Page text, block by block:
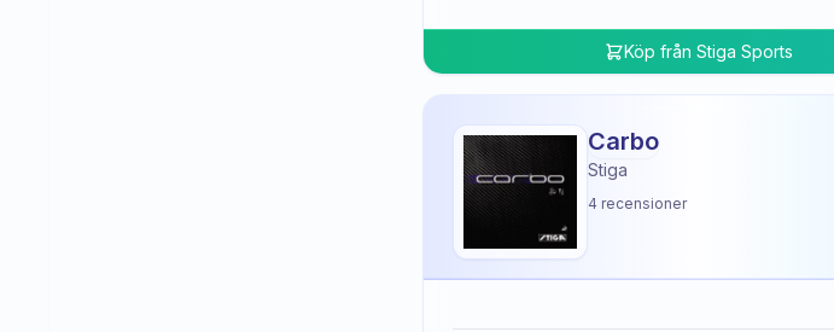
Köp från Stiga Sports
Carbo
Stiga
4 recensioner